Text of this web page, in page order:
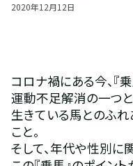
2020年12月12日
コロナ禍にある今、『
運動不足解消の一つと
生きている馬とのふ
こと。
そして、年代や性別に